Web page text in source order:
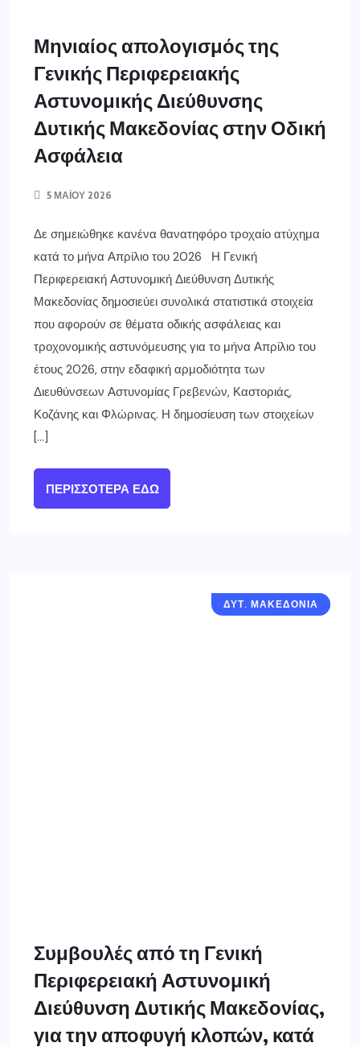
Μηνιαίος απολογισμός της
Γενικής Περιφερειακής
Αστυνομικής Διεύθυνσης
Δυτικής Μακεδονίας στην Οδική
Ασφάλεια
5 ΜΑΪ́ΟΥ 2026
Δε σημειώθηκε κανένα θανατηφόρο τροχαίο ατύχημα
κατά το μήνα Απρίλιο του 2026 Η Γενική
Περιφερειακή Αστυνομική Διεύθυνση Δυτικής
Μακεδονίας δημοσιεύει συνολικά στατιστικά στοιχεία
που αφορούν σε θέματα οδικής ασφάλειας και
τροχονομικής αστυνόμευσης για το μήνα Απρίλιο του
έτους 2026, στην εδαφική αρμοδιότητα των
Διευθύνσεων Αστυνομίας Γρεβενών, Καστοριάς,
Κοζάνης και Φλώρινας. Η δημοσίευση των στοιχείων
[…]
ΠΕΡΙΣΣΌΤΕΡΑ ΕΔΏ
ΓΡΕΒΕΝΑ
ΔΥΤ. ΜΑΚΕΔΟΝΙΑ
Συμβουλές από τη Γενική
Περιφερειακή Αστυνομική
Διεύθυνση Δυτικής Μακεδονίας,
για την αποφυγή κλοπών, κατά